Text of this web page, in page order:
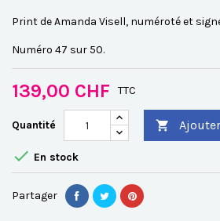
Print de Amanda Visell, numéroté et
Numéro 47 sur 50.
139,00 CHF TTC
Quantité 
 En stock
Partager